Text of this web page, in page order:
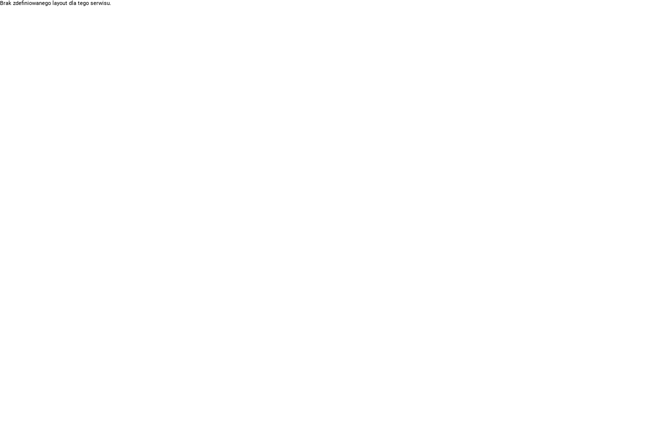
Brak zdefiniowanego layout dla tego serwisu.